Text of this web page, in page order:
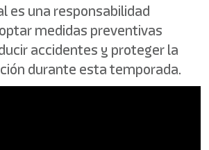
es una responsabilidad
medidas preventivas
accidentes y proteger la
durante esta temporada.